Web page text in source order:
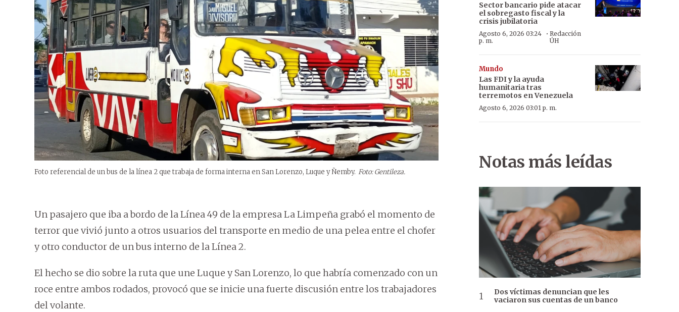
Foto referencial de un bus de la línea 2 que trabaja de forma interna en San Lorenzo, Luque y Ñemby. Foto: Gentileza.
Un pasajero que iba a bordo de la Línea 49 de la empresa La Limpeña grabó el momento de
terror que vivió junto a otros usuarios del transporte en medio de una pelea entre el chofer
y otro conductor de un bus interno de la Línea 2.
El hecho se dio sobre la ruta que une Luque y San Lorenzo, lo que habría comenzado con un
roce entre ambos rodados, provocó que se inicie una fuerte discusión entre los trabajadores
del volante.
Sector bancario pide atacar
el sobregasto fiscal y la
crisis jubilatoria
Agosto 6, 2026 03:24
p. m.
· Redacción
ÚH
Mundo
Las FDI y la ayuda
humanitaria tras
terremotos en Venezuela
Agosto 6, 2026 03:01 p. m.
Notas más leídas
Dos víctimas denuncian que les
vaciaron sus cuentas de un banco